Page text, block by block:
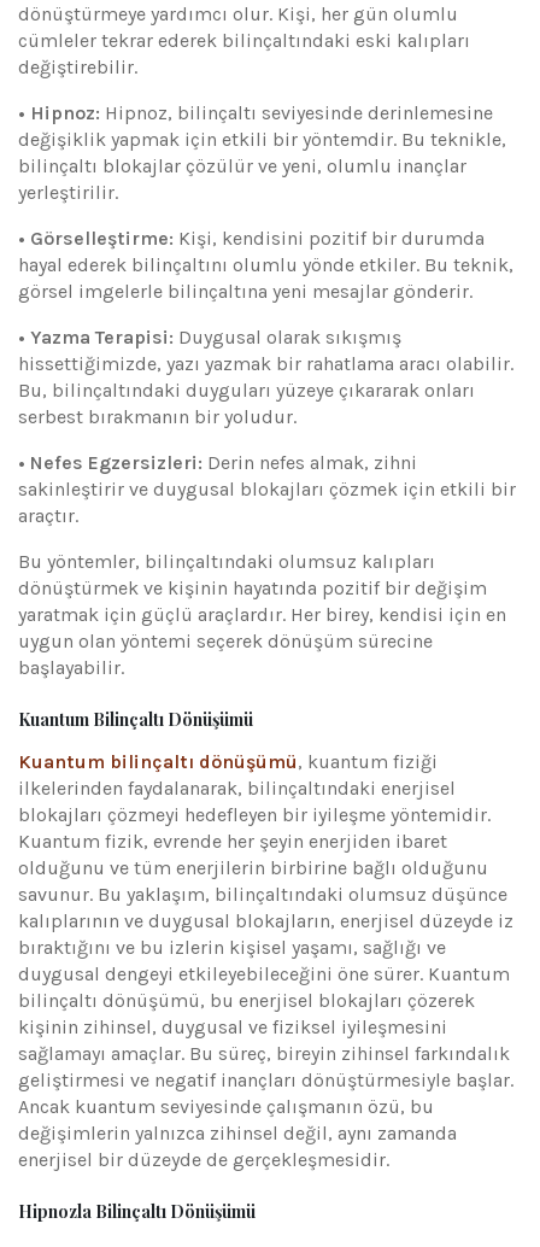
dönüştürmeye yardımcı olur. Kişi, her gün olumlu
cümleler tekrar ederek bilinçaltındaki eski kalıpları
değiştirebilir.
• Hipnoz: Hipnoz, bilinçaltı seviyesinde derinlemesine
değişiklik yapmak için etkili bir yöntemdir. Bu teknikle,
bilinçaltı blokajlar çözülür ve yeni, olumlu inançlar
yerleştirilir.
• Görselleştirme: Kişi, kendisini pozitif bir durumda
hayal ederek bilinçaltını olumlu yönde etkiler. Bu teknik,
görsel imgelerle bilinçaltına yeni mesajlar gönderir.
• Yazma Terapisi: Duygusal olarak sıkışmış
hissettiğimizde, yazı yazmak bir rahatlama aracı olabilir.
Bu, bilinçaltındaki duyguları yüzeye çıkararak onları
serbest bırakmanın bir yoludur.
• Nefes Egzersizleri: Derin nefes almak, zihni
sakinleştirir ve duygusal blokajları çözmek için etkili bir
araçtır.
Bu yöntemler, bilinçaltındaki olumsuz kalıpları
dönüştürmek ve kişinin hayatında pozitif bir değişim
yaratmak için güçlü araçlardır. Her birey, kendisi için en
uygun olan yöntemi seçerek dönüşüm sürecine
başlayabilir.
Kuantum Bilinçaltı Dönüşümü
Kuantum bilinçaltı dönüşümü, kuantum fiziği
ilkelerinden faydalanarak, bilinçaltındaki enerjisel
blokajları çözmeyi hedefleyen bir iyileşme yöntemidir.
Kuantum fizik, evrende her şeyin enerjiden ibaret
olduğunu ve tüm enerjilerin birbirine bağlı olduğunu
savunur. Bu yaklaşım, bilinçaltındaki olumsuz düşünce
kalıplarının ve duygusal blokajların, enerjisel düzeyde iz
bıraktığını ve bu izlerin kişisel yaşamı, sağlığı ve
duygusal dengeyi etkileyebileceğini öne sürer. Kuantum
bilinçaltı dönüşümü, bu enerjisel blokajları çözerek
kişinin zihinsel, duygusal ve fiziksel iyileşmesini
sağlamayı amaçlar. Bu süreç, bireyin zihinsel farkındalık
geliştirmesi ve negatif inançları dönüştürmesiyle başlar.
Ancak kuantum seviyesinde çalışmanın özü, bu
değişimlerin yalnızca zihinsel değil, aynı zamanda
enerjisel bir düzeyde de gerçekleşmesidir.
Hipnozla Bilinçaltı Dönüşümü